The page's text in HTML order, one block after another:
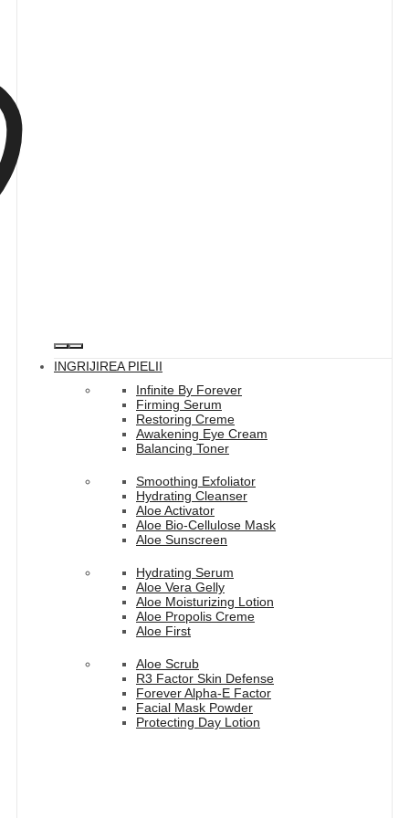
INGRIJIREA PIELII
Infinite By Forever
Firming Serum
Restoring Creme
Awakening Eye Cream
Balancing Toner
Smoothing Exfoliator
Hydrating Cleanser
Aloe Activator
Aloe Bio-Cellulose Mask
Aloe Sunscreen
Hydrating Serum
Aloe Vera Gelly
Aloe Moisturizing Lotion
Aloe Propolis Creme
Aloe First
Aloe Scrub
R3 Factor Skin Defense
Forever Alpha-E Factor
Facial Mask Powder
Protecting Day Lotion